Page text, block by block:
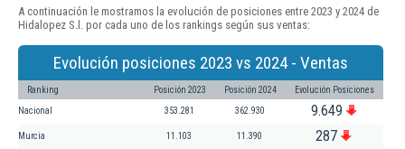
A continuación le mostramos la evolución de posiciones entre 2023 y 2024 de
Hidalopez S.l. por cada uno de los rankings según sus ventas:
Evolución posiciones 2023 vs 2024 - Ventas
Ranking Posición 2023 Posición 2024 Evolución Posiciones
Nacional 353.281 362.930 9.649
Murcia 11.103 11.390 287